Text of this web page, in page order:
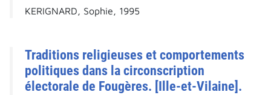
KERIGNARD, Sophie, 1995
Traditions religieuses et comportements
politiques dans la circonscription
électorale de Fougères. [Ille-et-Vilaine].